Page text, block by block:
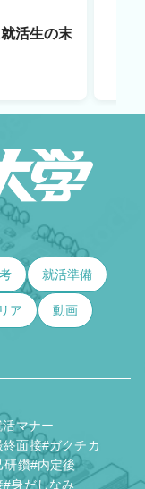
活生の末
就活準備
ア 動画
活マナー
終面接#ガクチカ
研鑽#内定後
#身だしなみ